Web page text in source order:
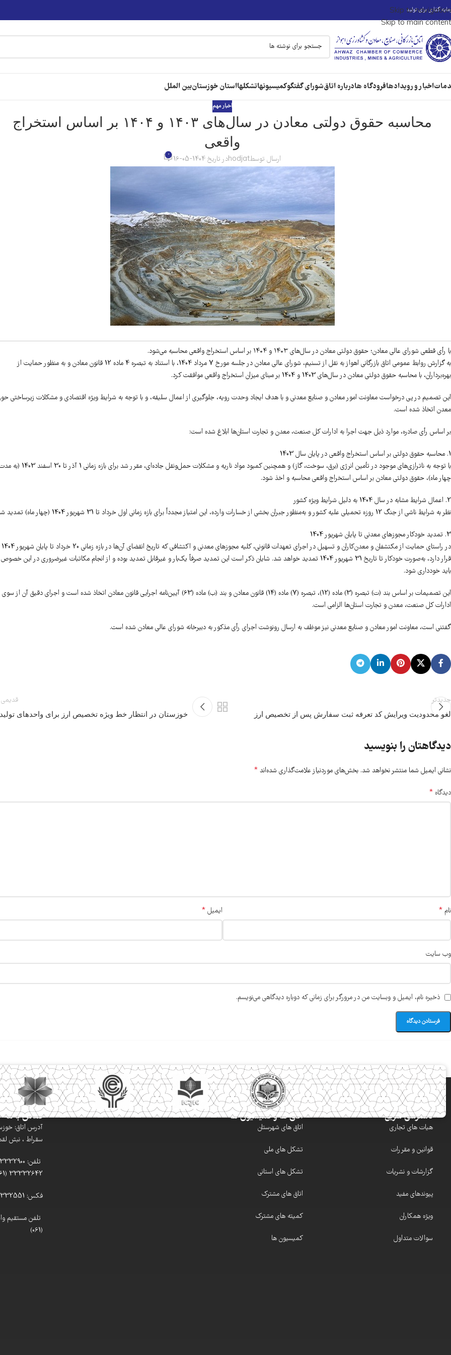
Skip to navigation
Skip to main content
گذاری برای تولید
اخبار و رویدادهافرودگاه هادرباره اتاقشورای گفتگوکمیسیونهاتشکلهااستان خوزستانبین الملل
اخبار مهم
محاسبه حقوق دولتی معادن در سال‌های ۱۴۰۳ و ۱۴۰۴ بر اساس استخراج
واقعی
ارسال توسطhodjatدر تاریخ 1404-05-16 0
با رأی قطعی شورای عالی معادن؛ حقوق دولتی معادن در سال‌های ۱۴۰۳ و ۱۴۰۴ بر اساس استخراج واقعی محاسبه می‌شود.
به گزارش روابط عمومی اتاق بازرگانی اهواز به نقل از تسنیم، شورای عالی معادن در جلسه مورخ 7 مرداد 1404، با استناد به تبصره 4 ماده 12 قانون معادن و به منظور حمایت از
بهره‌برداران، با محاسبه حقوق دولتی معادن در سال‌های 1403 و 1404 بر مبنای میزان استخراج واقعی موافقت کرد.
این تصمیم در پی درخواست معاونت امور معادن و صنایع معدنی و با هدف ایجاد وحدت رویه، جلوگیری از اعمال سلیقه، و با توجه به شرایط ویژه اقتصادی و مشکلات زیرساختی
معدن اتخاذ شده است.
بر اساس رأی صادره، موارد ذیل جهت اجرا به ادارات کل صنعت، معدن و تجارت استان‌ها ابلاغ شده است:
1. محاسبه حقوق دولتی بر اساس استخراج واقعی در پایان سال 1403
با توجه به ناترازی‌های موجود در تأمین انرژی (برق، سوخت، گاز) و همچنین کمبود مواد ناریه و مشکلات حمل‌ونقل جاده‌ای، مقرر شد برای بازه زمانی 1 آذر تا
چهار ماه)، حقوق دولتی معادن بر اساس استخراج واقعی محاسبه و اخذ شود.
2. اعمال شرایط مشابه در سال 1404 به دلیل شرایط ویژه کشور
نظر به شرایط ناشی از جنگ 12 روزه تحمیلی علیه کشور و به‌منظور جبران بخشی از خسارات وارده، این امتیاز مجدداً برای بازه زمانی اول خرداد تا 31 شهریور 1404 (چهار ماه) تمدید شد.
3. تمدید خودکار مجوزهای معدنی تا پایان شهریور 1404
در راستای حمایت از مکتشفان و معدن‌کاران و تسهیل در اجرای تعهدات قانونی، کلیه مجوزهای معدنی و اکتشافی که تاریخ انقضای آن‌ها در بازه زمانی 20 خرداد تا پایان شهریور 1404
قرار دارد، به‌صورت خودکار تا تاریخ 31 شهریور 1404 تمدید خواهد شد. شایان ذکر است این تمدید صرفاً یک‌بار و غیرقابل تمدید بوده و از انجام مکاتبات غیرضروری در این خصوص
باید خودداری شود.
این تصمیمات بر اساس بند (ت) تبصره (3) ماده (12)، تبصره (7) ماده (14) قانون معادن و بند (ب) ماده (63) آیین‌نامه اجرایی قانون معادن اتخاذ شده است و اجرای دقیق آن از سوی
ادارات کل صنعت، معدن و تجارت استان‌ها الزامی است.
گفتنی است، معاونت امور معادن و صنایع معدنی نیز موظف به ارسال رونوشت اجرای رأی مذکور به دبیرخانه شورای عالی معادن شده است.
جدیدتر
لغو محدودیت ویرایش کد تعرفه ثبت سفارش پس از تخصیص ارز خوزستان در انتظار خط ویژه تخصیص ارز برای واحدهای
دیدگاهتان را بنویسید
نشانی ایمیل شما منتشر نخواهد شد. بخش‌های موردنیاز علامت‌گذاری شده‌اند *
دیدگاه *
نام * ایمیل*
وب‌ سایت
ذخیره نام، ایمیل و وبسایت من در مرورگر برای زمانی که دوباره دیدگاهی می‌نویسم.
دسترسی سریع
هیات های تجاری
قوانین و مقررات
گزارشات و نشریات
پیوندهای مفید
ویژه همکاران
سوالات متداول
اتاق ها و کمیسیون ها
اتاق های شهرستان
تشکل های ملی
تشکل های استانی
اتاق های مشترک
کمیته های مشترک
کمیسیون ها
تماس با ما
آدرس اتاق:
سقراط ، نبش
33332642 (061)
فکس: 33332551 (061)
(061)